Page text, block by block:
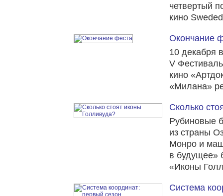
четвертый
кино
Окончание
10 декабря
V
кино
«Милана»
Сколько
Рубиновые
из страны
Монро и
в будущее»
«Иконы
Система